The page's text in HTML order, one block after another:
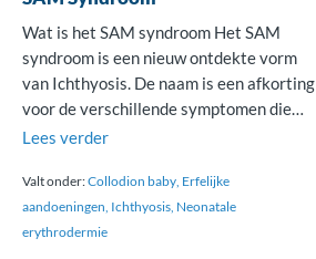
Wat is het SAM syndroom Het SAM
syndroom is een nieuw ontdekte vorm
van Ichthyosis. De naam is een afkorting
voor de verschillende symptomen die
iemand met het SAM syndroom kan
dermatitis (een ernstige
ontstekingsreactie van de huid), de A
staat voor allergieën en de M staat voor
Lees verder
Valt onder:Collodion baby Erfelijke
aandoeningen Ichthyosis Neonatale
erythrodermie